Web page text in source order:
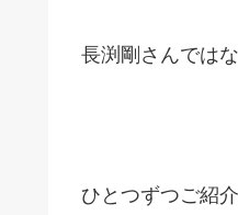
長渕剛さんでは
ひとつずつご紹介